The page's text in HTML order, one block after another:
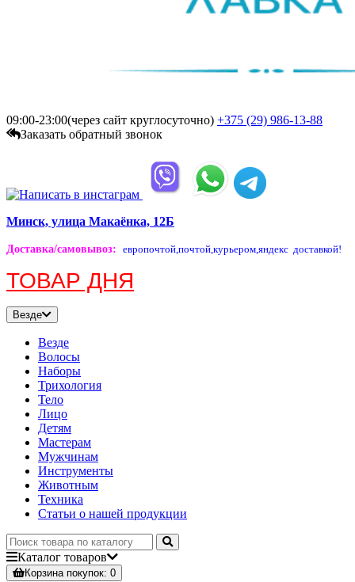
09:00-23:00(через сайт круглосуточно) +375 (29) 986-13-88
Заказать обратный звонок
Минск, улица Макаёнка, 12Б
Доставка/самовывоз: европочтой,почтой,курьером,яндекс доставкой!
ТОВАР ДНЯ
Везде
Везде
Волосы
Наборы
Трихология
Тело
Лицо
Детям
Мастерам
Мужчинам
Инструменты
Животным
Техника
Статьи о нашей продукции
Каталог товаров
Корзинапокупок: 0